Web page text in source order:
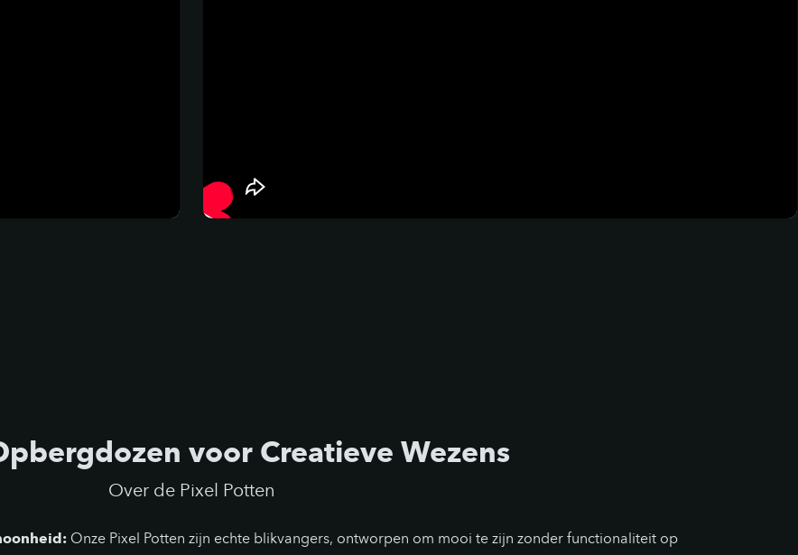
voor Creatieve Wezens
Over de Pixel Potten
Onze Pixel Potten zijn echte blikvangers, ontworpen om mooi te zijn zonder functionaliteit op